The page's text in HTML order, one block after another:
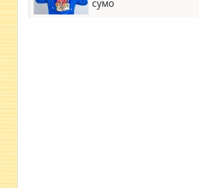
сумо